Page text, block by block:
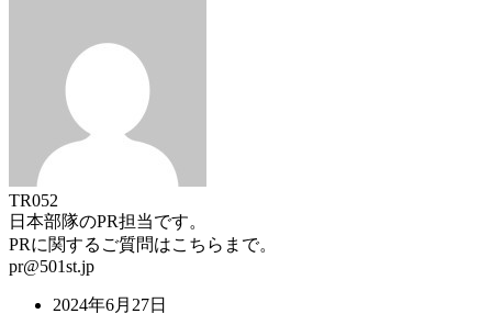
TR052
日本部隊のPR担当です。
PRに関するご質問はこちらまで。
pr@501st.jp
2024年6月27日